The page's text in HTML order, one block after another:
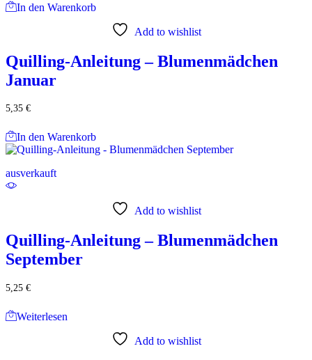
In den Warenkorb
Add to wishlist
Quilling-Anleitung – Blumenmädchen
Januar
5,35 €
In den Warenkorb
ausverkauft
Add to wishlist
Quilling-Anleitung – Blumenmädchen
September
5,25 €
Weiterlesen
Add to wishlist